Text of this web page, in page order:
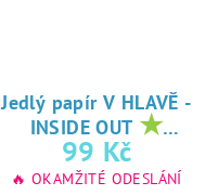
Jedlý papír V HLAVĚ -
INSIDE OUT ★
oblíbený tisk na
jedlý papír
99 Kč
🔥 OKAMŽITÉ ODESLÁNÍ